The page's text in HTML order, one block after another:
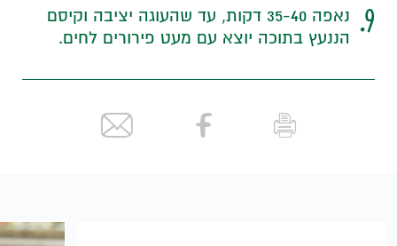
9.
נאפה 35-40 דקות, עד שהעוגה יציבה וקיסם
הננעץ בתוכה יוצא עם מעט פירורים לחים.